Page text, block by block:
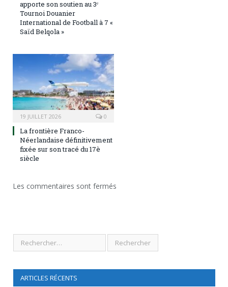
apporte son soutien au 3ᵉ
Tournoi Douanier
International de Football à 7 «
Saïd Belqola »
19 JUILLET 2026 0
La frontière Franco-
Néerlandaise définitivement
fixée sur son tracé du 17è
siècle
Les commentaires sont fermés
ARTICLES RÉCENTS